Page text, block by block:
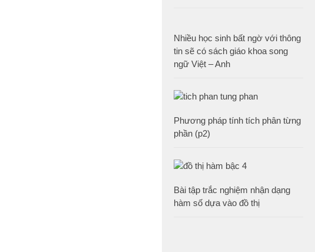
Nhiều học sinh bất ngờ với thông
tin sẽ có sách giáo khoa song
ngữ Việt – Anh
Phương pháp tính tích phân từng
phần (p2)
Bài tập trắc nghiệm nhận dạng
hàm số dựa vào đồ thị